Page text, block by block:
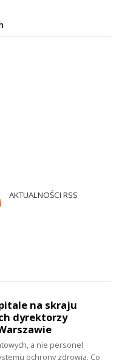
AKTUALNOŚCI RSS
na skraju
dyrektorzy
a nie personel
ochrony zdrowia. Co